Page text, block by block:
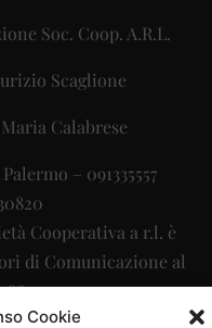
Cookie
Soc. Coop. A.R.L.
Scaglione
Calabrese
– 091335557
Cooperativa a r.l. è
di Comunicazione al